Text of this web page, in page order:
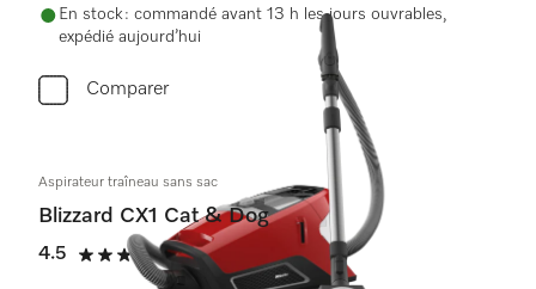
En stock : commandé avant 13 h les jours ouvrables,
expédié aujourd’hui
Comparer
Aspirateur traîneau sans sac
Blizzard CX1 Cat & Dog
4.5
4.5 étoiles sur 5
(11 critiques)